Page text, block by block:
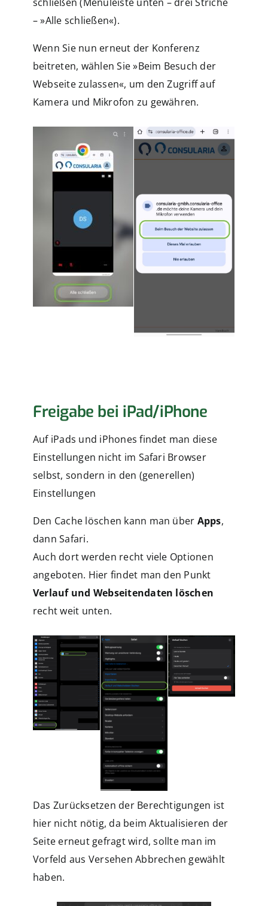
– »Alle schließen«).
Wenn Sie nun erneut der Konferenz
beitreten, wählen Sie »Beim Besuch der
Webseite zulassen«, um den Zugriff auf
Kamera und Mikrofon zu gewähren.
Freigabe bei iPad/iPhone
Auf iPads und iPhones findet man diese
Einstellungen nicht im Safari Browser
selbst, sondern in den (generellen)
Einstellungen
Den Cache löschen kann man über Apps,
dann Safari.
Auch dort werden recht viele Optionen
angeboten. Hier findet man den Punkt
Verlauf und Webseitendaten löschen
recht weit unten.
Das Zurücksetzen der Berechtigungen ist
hier nicht nötig, da beim Aktualisieren der
Seite erneut gefragt wird, sollte man im
Vorfeld aus Versehen Abbrechen gewählt
haben.